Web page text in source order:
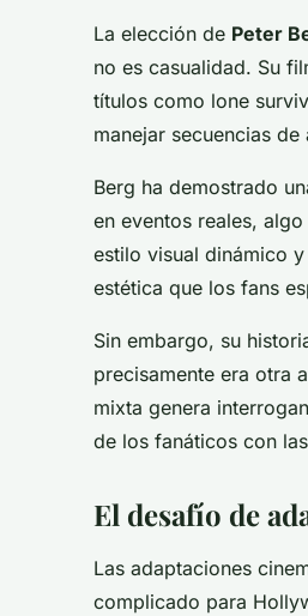
La elección de Peter
no es casualidad. Su
títulos como lone
manejar secuencias
Berg ha demostrado
en eventos reales,
estilo visual dinámico
estética que los fans
Sin embargo, su
precisamente era otra
mixta genera
de los fanáticos con
El desafío de
Las adaptaciones
complicado para